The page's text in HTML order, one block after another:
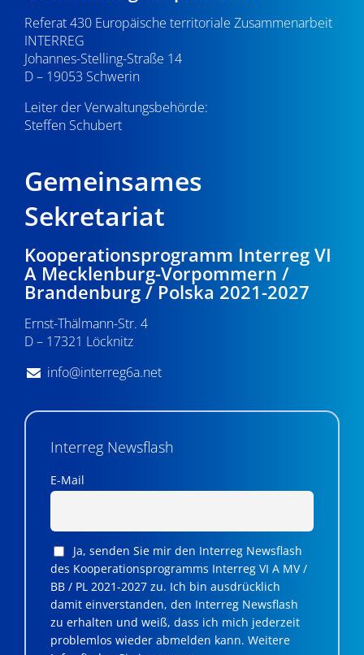
Referat 430 Europäische territoriale Zusammenarbeit
INTERREG
Johannes-Stelling-Straße 14
D – 19053 Schwerin
Leiter der Verwaltungsbehörde:
Steffen Schubert
Gemeinsames
Sekretariat
Kooperationsprogramm Interreg VI
A Mecklenburg-Vorpommern /
Brandenburg / Polska 2021-2027
Ernst-Thälmann-Str. 4
D – 17321 Löcknitz
info@interreg6a.net
Interreg Newsflash
E-Mail
Ja, senden Sie mir den Interreg Newsflash
des Kooperationsprogramms Interreg VI A MV /
BB / PL 2021-2027 zu. Ich bin ausdrücklich
damit einverstanden, den Interreg Newsflash
zu erhalten und weiß, dass ich mich jederzeit
problemlos wieder abmelden kann. Weitere